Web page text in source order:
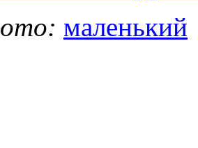
маленький